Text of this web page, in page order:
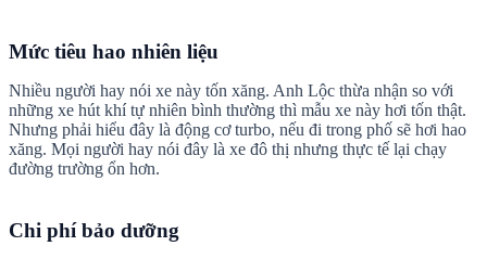
Mức tiêu hao nhiên liệu
Nhiều người hay nói xe này tốn xăng. Anh Lộc thừa nhận so với
những xe hút khí tự nhiên bình thường thì mẫu xe này hơi tốn thật.
Nhưng phải hiểu đây là động cơ turbo, nếu đi trong phố sẽ hơi hao
xăng. Mọi người hay nói đây là xe đô thị nhưng thực tế lại chạy
đường trường ổn hơn.
Chi phí bảo dưỡng